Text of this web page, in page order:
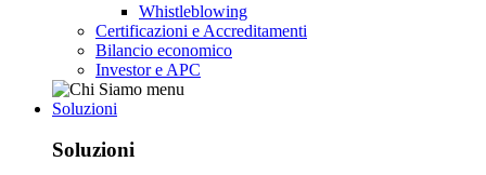
Whistleblowing
Certificazioni e Accreditamenti
Bilancio economico
Investor e APC
Soluzioni
Soluzioni